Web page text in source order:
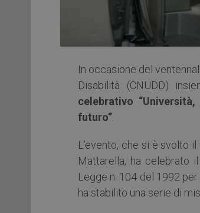
In occasione del
Disabilità (CNUDD)
celebrativo
futuro”
L’evento, che si è svolto
Mattarella, ha celebrato
Legge n. 104 del 1992
ha stabilito una serie di